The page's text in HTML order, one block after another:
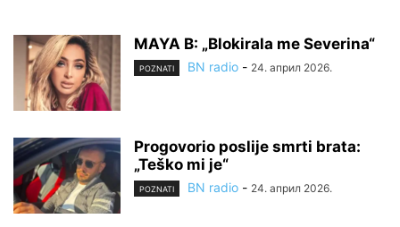
MAYA B: „Blokirala me Severina“
POZNATI BN radio - 24. април 2026.
Progovorio poslije smrti brata:
„Teško mi je“
POZNATI BN radio - 24. април 2026.